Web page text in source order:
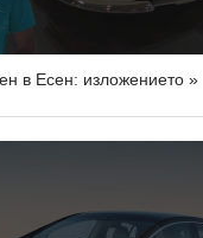
в Есен: изложението »